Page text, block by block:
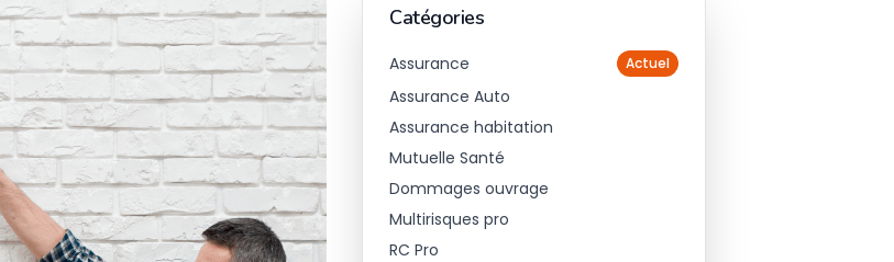
décennale Catégories
Assurance Actuel
Assurance Auto
Assurance habitation
Mutuelle Santé
Dommages ouvrage
Multirisques pro
RC Pro